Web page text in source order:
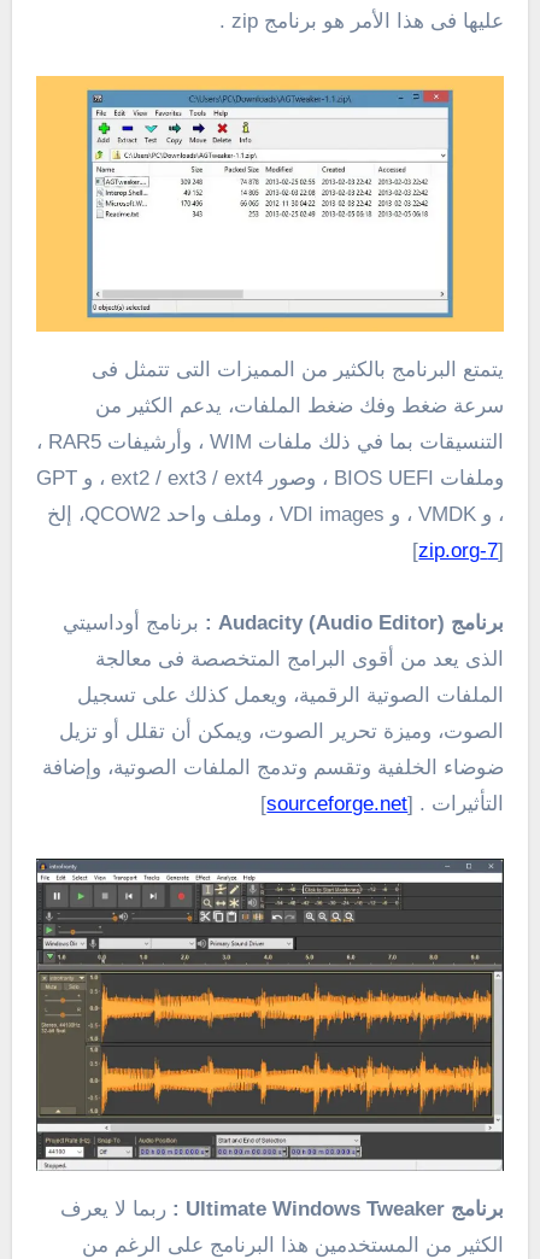
عليها فى هذا الأمر هو برنامج zip .
يتمتع البرنامج بالكثير من المميزات التى تتمثل فى
سرعة ضغط وفك ضغط الملفات، يدعم الكثير من
التنسيقات بما في ذلك ملفات WIM ، وأرشيفات RAR5 ،
وملفات BIOS UEFI ، وصور ext2 / ext3 / ext4 ، و GPT
، و VMDK ، و VDI images ، وملف واحد QCOW2، إلخ
[
7-zip.org
]
برنامج Audacity (Audio Editor) : برنامج أوداسيتي
الذى يعد من أقوى البرامج المتخصصة فى معالجة
الملفات الصوتية الرقمية، ويعمل كذلك على تسجيل
الصوت، وميزة تحرير الصوت، ويمكن أن تقلل أو تزيل
ضوضاء الخلفية وتقسم وتدمج الملفات الصوتية، وإضافة
التأثيرات . [sourceforge.net
]
برنامج Ultimate Windows Tweaker : ربما لا يعرف
الكثير من المستخدمين هذا البرنامج على الرغم من